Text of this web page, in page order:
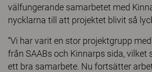
välfungerande samarbetet med
nycklarna till att projektet blivit så
”Vi har varit en stor projektgrupp
från SAABs och Kinnarps sida, vilket
ett bra samarbete. Nu fortsätter